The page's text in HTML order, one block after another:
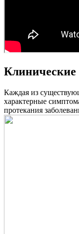
Каждая из
характерные
протекания